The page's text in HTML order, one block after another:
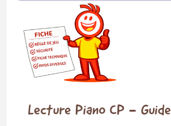
Lecture Piano CP -